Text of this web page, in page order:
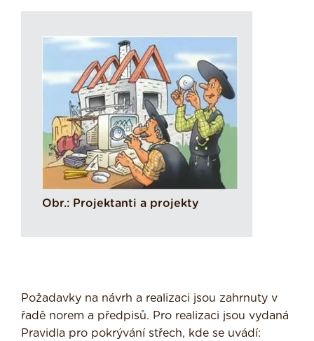
Obr.: Projektanti a projekty
Požadavky na návrh a realizaci jsou zahrnuty v
řadě norem a předpisů. Pro realizaci jsou vydaná
Pravidla pro pokrývání střech, kde se uvádí: